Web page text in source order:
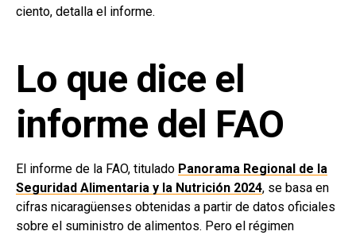
ciento, detalla el informe.
Lo que dice el
informe del FAO
El informe de la FAO, titulado Panorama Regional de la
Seguridad Alimentaria y la Nutrición 2024, se basa en
cifras nicaragüenses obtenidas a partir de datos oficiales
sobre el suministro de alimentos. Pero el régimen